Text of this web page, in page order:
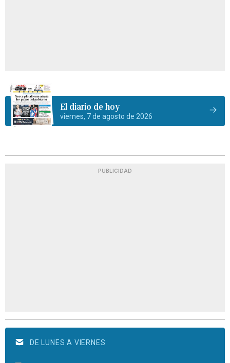
El diario de hoy
viernes, 7 de agosto de 2026
PUBLICIDAD
DE LUNES A VIERNES